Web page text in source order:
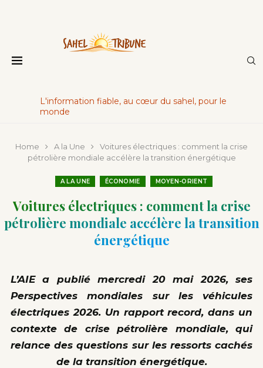
L'information fiable, au cœur du sahel, pour le
monde
Home A la Une
Voitures électriques : comment la crise
pétrolière mondiale accélère la transition énergétique
A LA UNE ÉCONOMIE MOYEN-ORIENT
Voitures électriques : comment la crise
pétrolière mondiale accélère la transition
énergétique
L’AIE a publié mercredi 20 mai 2026, ses
Perspectives mondiales sur les véhicules
électriques 2026. Un rapport record, dans un
contexte de crise pétrolière mondiale, qui
relance des questions sur les ressorts cachés
de la transition énergétique.